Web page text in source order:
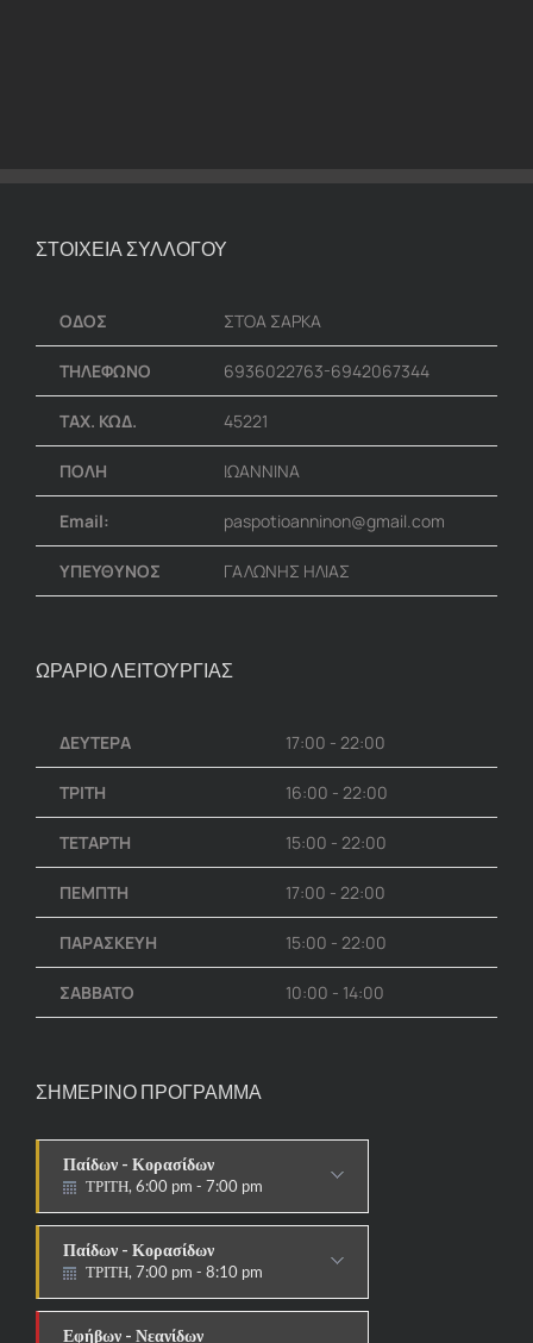
ΣΤΟΙΧΕΙΑ ΣΥΛΛΟΓΟΥ
ΟΔΟΣ ΣΤΟΑ ΣΑΡΚΑ
ΤΗΛΕΦΩΝΟ 6936022763-6942067344
ΤΑΧ. ΚΩΔ. 45221
ΠΟΛΗ ΙΩΑΝΝΙΝΑ
Email: paspotioanninon@gmail.com
ΥΠΕΥΘΥΝΟΣ ΓΑΛΩΝΗΣ ΗΛΙΑΣ
ΩΡΑΡΙΟ ΛΕΙΤΟΥΡΓΙΑΣ
ΔΕΥΤΕΡΑ 17:00 - 22:00
ΤΡΙΤΗ 16:00 - 22:00
ΤΕΤΑΡΤΗ 15:00 - 22:00
ΠΕΜΠΤΗ 17:00 - 22:00
ΠΑΡΑΣΚΕΥΗ 15:00 - 22:00
ΣΑΒΒΑΤΟ 10:00 - 14:00
ΣΗΜΕΡΙΝΟ ΠΡΟΓΡΑΜΜΑ
Παίδων - Κορασίδων
ΤΡΙΤΗ, 6:00 pm - 7:00 pm
Παίδων - Κορασίδων
ΤΡΙΤΗ, 7:00 pm - 8:10 pm
Εφήβων - Νεανίδων